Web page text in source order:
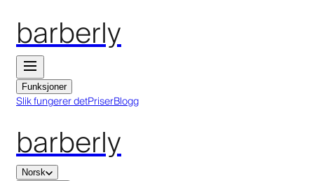
barberly
Funksjoner
Slik fungerer detPriserBlogg
barberly
Norsk